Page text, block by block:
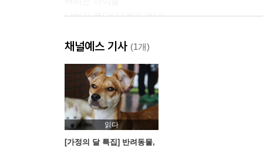
날아라 퐁당! 달려라 코난!
그만두기 위해 운영하는 카페
Special Thanks to
[커피타는 고양이]를 지켜주시는 고마운 분들에게
채널예스 기사 (1개)
읽다
[가정의 달 특집] 반려동물,